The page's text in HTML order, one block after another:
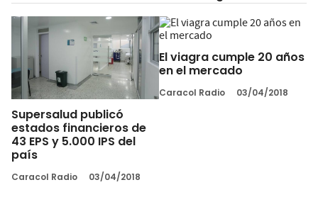
Supersalud publicó
estados financieros de
43 EPS y 5.000 IPS del
país
Caracol Radio 03/04/2018
El viagra cumple 20 años
en el mercado
Caracol Radio 03/04/2018